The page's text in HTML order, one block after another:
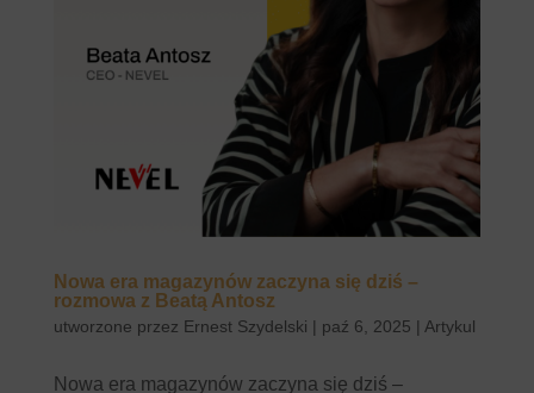
Nowa era magazynów zaczyna się dziś –
rozmowa z Beatą Antosz
utworzone przez Ernest Szydelski | paź 6, 2025 | Artykul
Nowa era magazynów zaczyna się dziś –